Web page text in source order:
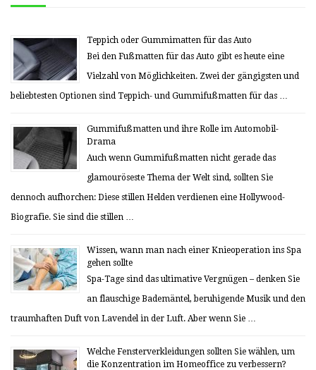
Teppich oder Gummimatten für das Auto
Bei den Fußmatten für das Auto gibt es heute eine
Vielzahl von Möglichkeiten. Zwei der gängigsten und
beliebtesten Optionen sind Teppich- und Gummifußmatten für das …
Gummifußmatten und ihre Rolle im Automobil-
Drama
Auch wenn Gummifußmatten nicht gerade das
glamouröseste Thema der Welt sind, sollten Sie
dennoch aufhorchen: Diese stillen Helden verdienen eine Hollywood-
Biografie. Sie sind die stillen …
Wissen, wann man nach einer Knieoperation ins Spa
gehen sollte
Spa-Tage sind das ultimative Vergnügen – denken Sie
an flauschige Bademäntel, beruhigende Musik und den
traumhaften Duft von Lavendel in der Luft. Aber wenn Sie …
Welche Fensterverkleidungen sollten Sie wählen, um
die Konzentration im Homeoffice zu verbessern?